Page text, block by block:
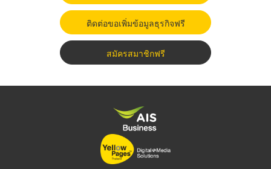
ติดต่อขอเพิ่มข้อมูลธุรกิจฟรี
สมัครสมาชิกฟรี